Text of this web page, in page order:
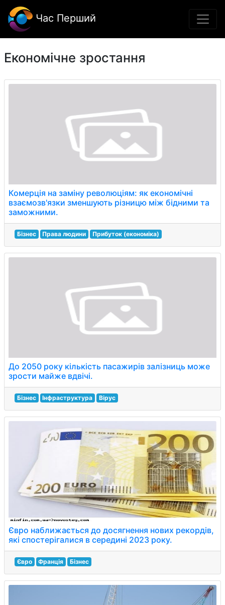
Час Перший
Економічне зростання
Комерція на заміну революціям: як економічні
взаємозв'язки зменшують різницю між бідними та
заможними.
Бізнес Права людини Прибуток (економіка)
До 2050 року кількість пасажирів залізниць може
зрости майже вдвічі.
Бізнес Інфраструктура Вірус
Євро наближається до досягнення нових рекордів,
які спостерігалися в середині 2023 року.
Євро Франція Бізнес